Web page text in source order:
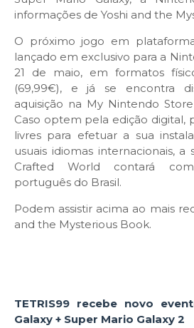
informações de Yoshi and the
O próximo jogo em
lançado em exclusivo para a
21 de maio, em formatos
(69,99€), e já se encontra
aquisição na My Nintendo
Caso optem pela edição digital,
livres para efetuar a sua
usuais idiomas internacionais, a
Crafted World contará
português do Brasil.
Podem assistir acima ao mais
and the Mysterious Book.
TETRIS99 recebe novo
Galaxy + Super Mario Galaxy 2